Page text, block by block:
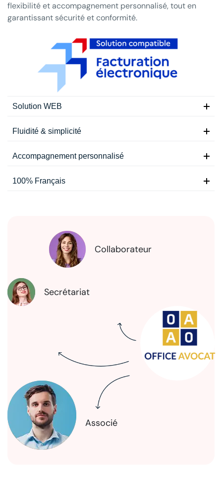
flexibilité et accompagnement personnalisé, tout en
garantissant sécurité et conformité.
Solution WEB
Fluidité & simplicité
Accompagnement personnalisé
100% Français
Secrétariat
Collaborateur
Associé